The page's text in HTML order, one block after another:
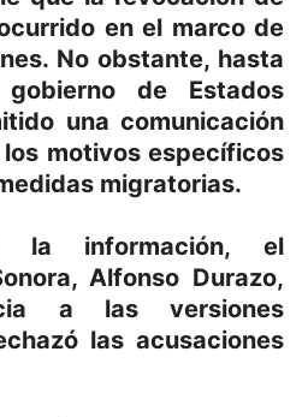
en el marco de
No obstante, hasta
de Estados
una comunicación
motivos específicos
migratorias.
la información, el
Alfonso Durazo,
a las versiones
las acusaciones